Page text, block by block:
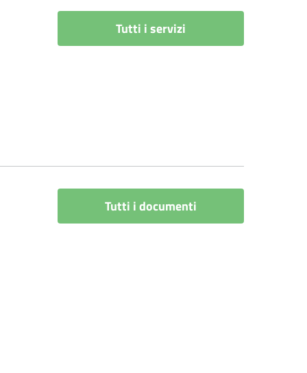
Tutti i servizi
Tutti i documenti